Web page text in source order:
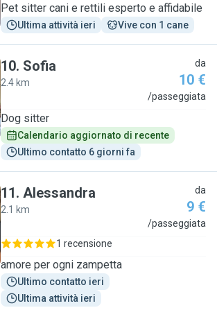
Pet sitter cani e rettili esperto e affidabile
Ultima attività ieri Vive con 1 cane
10. Sofia
2.4 km
da
10 €
/passeggiata
Dog sitter
Calendario aggiornato di recente
Ultimo contatto 6 giorni fa
11. Alessandra
2.1 km
da
9 €
/passeggiata
1 recensione
amore per ogni zampetta
Ultimo contatto ieri
Ultima attività ieri